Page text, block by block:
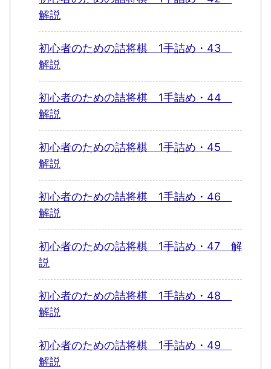
解説
初心者のための詰将棋 1手詰め・43
解説
初心者のための詰将棋 1手詰め・44
解説
初心者のための詰将棋 1手詰め・45
解説
初心者のための詰将棋 1手詰め・46
解説
初心者のための詰将棋 1手詰め・47 解
説
初心者のための詰将棋 1手詰め・48
解説
初心者のための詰将棋 1手詰め・49
解説